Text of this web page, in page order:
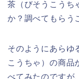
茶（びそうこうち
か？調べてもらう
そのようにあらゆ
こうちゃ）の商品
べてみたのですが